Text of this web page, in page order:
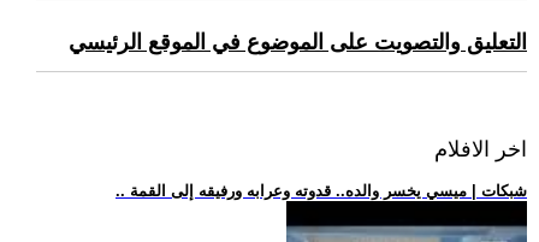
التعليق والتصويت على الموضوع في الموقع الرئيسي
اخر الافلام
.. شبكات | ميسي يخسر والده.. قدوته وعرابه ورفيقه إلى القمة